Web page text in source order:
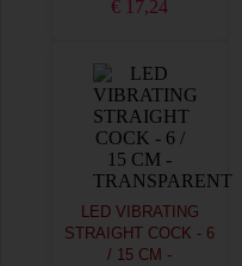
€ 17,24
LED VIBRATING
STRAIGHT COCK - 6
/ 15 CM -